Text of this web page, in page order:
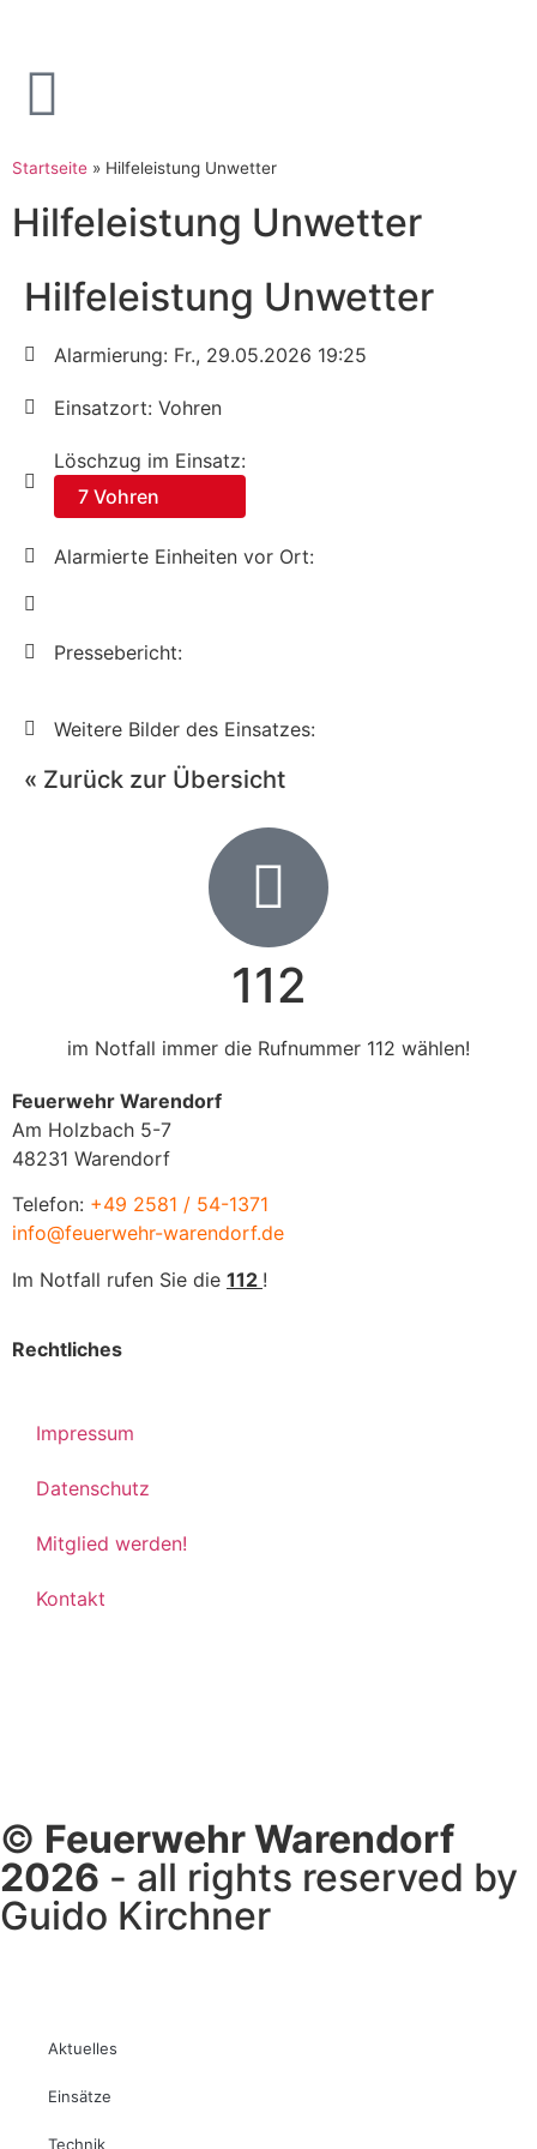
Startseite » Hilfeleistung Unwetter
Hilfeleistung Unwetter
Hilfeleistung Unwetter
Alarmierung: Fr., 29.05.2026 19:25
Einsatzort: Vohren
Löschzug im Einsatz:
7 Vohren
Alarmierte Einheiten vor Ort:
Pressebericht:
Weitere Bilder des Einsatzes:
« Zurück zur Übersicht
112
im Notfall immer die Rufnummer 112 wählen!
Feuerwehr Warendorf
Am Holzbach 5-7
48231 Warendorf
Telefon: +49 2581 / 54-1371
info@feuerwehr-warendorf.de
Im Notfall rufen Sie die 112 !
Rechtliches
Impressum
Datenschutz
Mitglied werden!
Kontakt
© Feuerwehr Warendorf
2026 - all rights reserved by
Guido Kirchner
Aktuelles
Einsätze
Technik